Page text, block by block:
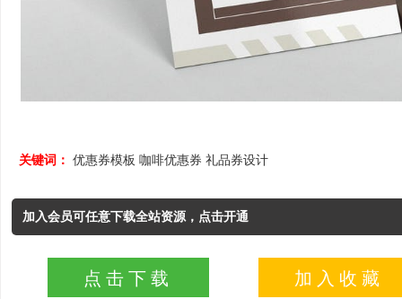
关键词： 优惠券模板 咖啡优惠券 礼品券设计
加入会员可任意下载全站资源，点击开通
点击下载 加入收藏